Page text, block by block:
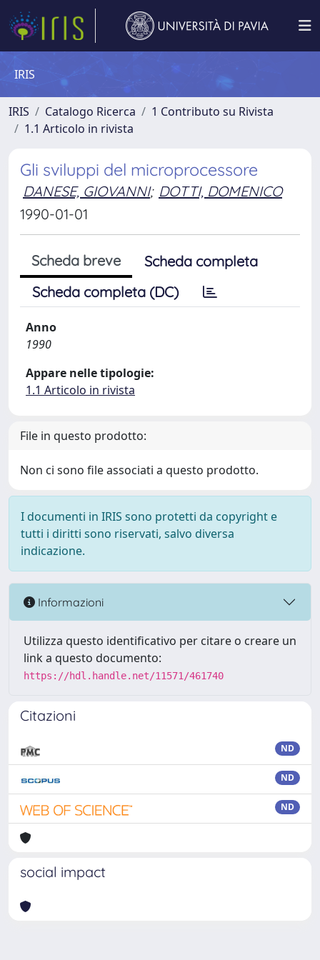
IRIS
IRIS Catalogo Ricerca
1 Contributo su Rivista
1.1 Articolo in rivista
Gli sviluppi del microprocessore
DANESE, GIOVANNI; DOTTI, DOMENICO
1990-01-01
Scheda breve
Scheda completa
Scheda completa (DC)
Anno
1990
Appare nelle tipologie:
1.1 Articolo in rivista
File in questo prodotto:
Non ci sono file associati a questo prodotto.
I documenti in IRIS sono protetti da copyright e
tutti i diritti sono riservati, salvo diversa
indicazione.
Informazioni
Utilizza questo identificativo per citare o creare un
link a questo documento:
https://hdl.handle.net/11571/461740
Citazioni
ND
ND
ND
social impact